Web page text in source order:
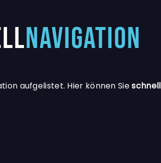
Navigation
aufgelistet. Hier können Sieschnell